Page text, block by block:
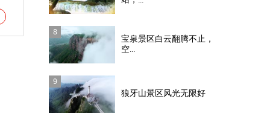
8
宝泉景区白云翻腾不止，
空...
9
狼牙山景区风光无限好